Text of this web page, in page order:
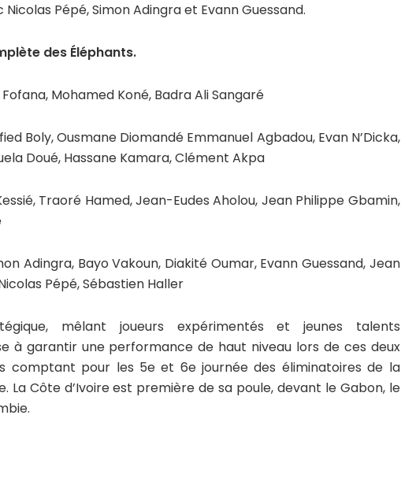
Pépé, Simon Adingra et Evann Guessand.
des Éléphants.
Fofana, Mohamed Koné, Badra Ali Sangaré
Boly, Ousmane Diomandé Emmanuel Agbadou, Evan N’Dicka,
Doué, Hassane Kamara, Clément Akpa
Traoré Hamed, Jean-Eudes Aholou, Jean Philippe Gbamin,
Adingra, Bayo Vakoun, Diakité Oumar, Evann Guessand, Jean
Pépé, Sébastien Haller
mêlant joueurs expérimentés et jeunes talents
à garantir une performance de haut niveau lors de ces deux
comptant pour les 5e et 6e journée des éliminatoires de la
La Côte d’Ivoire est première de sa poule, devant le Gabon, le